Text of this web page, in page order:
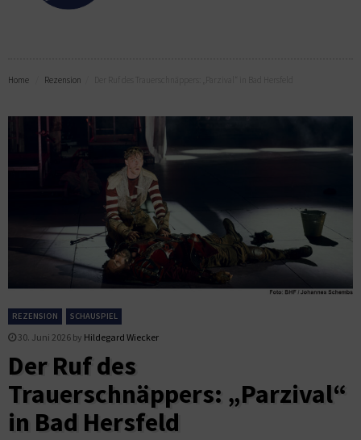
Home Rezension Der Ruf des Trauerschnäppers: „Parzival“ in Bad Hersfeld
REZENSION SCHAUSPIEL
30. Juni 2026 by Hildegard Wiecker
Der Ruf des
Trauerschnäppers: „Parzival“
in Bad Hersfeld